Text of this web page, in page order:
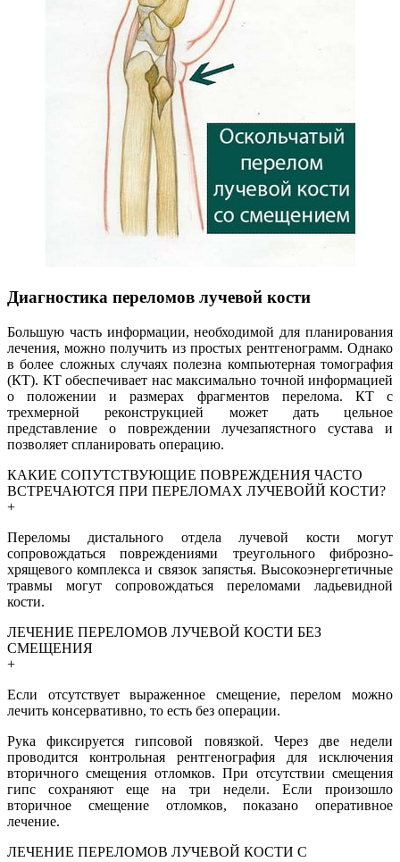
Диагностика переломов лучевой кости
Большую часть информации, необходимой для планирования
лечения, можно получить из простых рентгенограмм. Однако
в более сложных случаях полезна компьютерная томография
(КТ). КТ обеспечивает нас максимально точной информацией
о положении и размерах фрагментов перелома. КТ с
трехмерной реконструкцией может дать цельное
представление о повреждении лучезапястного сустава и
позволяет спланировать операцию.
КАКИЕ СОПУТСТВУЮЩИЕ ПОВРЕЖДЕНИЯ ЧАСТО
ВСТРЕЧАЮТСЯ ПРИ ПЕРЕЛОМАХ ЛУЧЕВОЙЙ КОСТИ?
+
Переломы дистального отдела лучевой кости могут
сопровождаться повреждениями треугольного фиброзно-
хрящевого комплекса и связок запястья. Высокоэнергетичные
травмы могут сопровождаться переломами ладьевидной
кости.
ЛЕЧЕНИЕ ПЕРЕЛОМОВ ЛУЧЕВОЙ КОСТИ БЕЗ
СМЕЩЕНИЯ
+
Если отсутствует выраженное смещение, перелом можно
лечить консервативно, то есть без операции.
Рука фиксируется гипсовой повязкой. Через две недели
проводится контрольная рентгенография для исключения
вторичного смещения отломков. При отсутствии смещения
гипс сохраняют еще на три недели. Если произошло
вторичное смещение отломков, показано оперативное
лечение.
ЛЕЧЕНИЕ ПЕРЕЛОМОВ ЛУЧЕВОЙ КОСТИ С